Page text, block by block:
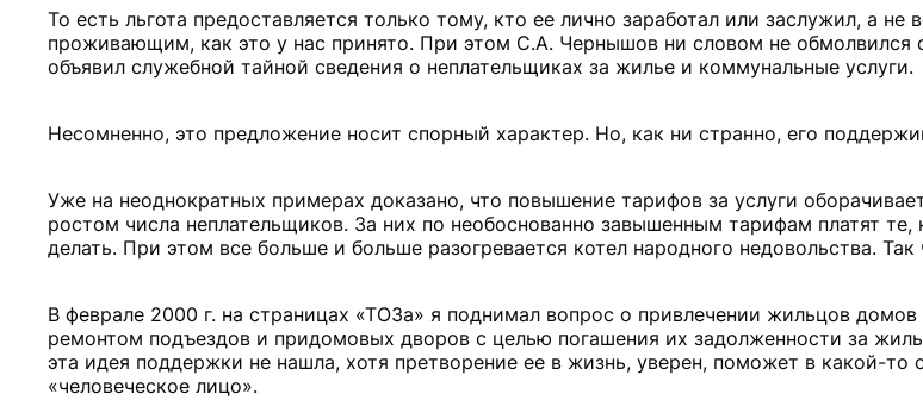
То есть льгота предоставляется только тому, кто ее лично заработал или заслужил, а
проживающим, как это у нас принято. При этом С.А. Чернышов ни словом не обмолвился
объявил служебной тайной сведения о неплательщиках за жилье и коммунальные услуги.
Несомненно, это предложение носит спорный характер. Но, как ни странно, его
Уже на неоднократных примерах доказано, что повышение тарифов за услуги
ростом числа неплательщиков. За них по необоснованно завышенным тарифам платят те,
делать. При этом все больше и больше разогревается котел народного недовольства.
В феврале 2000 г. на страницах «ТОЗа» я поднимал вопрос о привлечении жильцов домов
ремонтом подъездов и придомовых дворов с целью погашения их задолженности за
эта идея поддержки не нашла, хотя претворение ее в жизнь, уверен, поможет в какой-
«человеческое лицо».